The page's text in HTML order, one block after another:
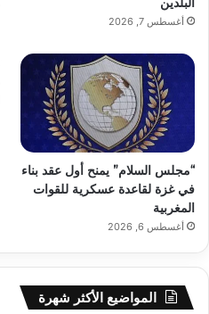
أغسطس 7, 2026
“مجلس السلام” يمنح أول عقد بناء
في غزة لقاعدة عسكرية للقوات
المغربية
أغسطس 6, 2026
المواضيع الأكثر شهرة